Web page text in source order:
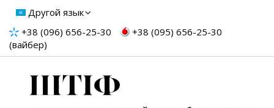
Другой язык
+38 (096) 656-25-30
+38 (095) 656-25-30
(вайбер)